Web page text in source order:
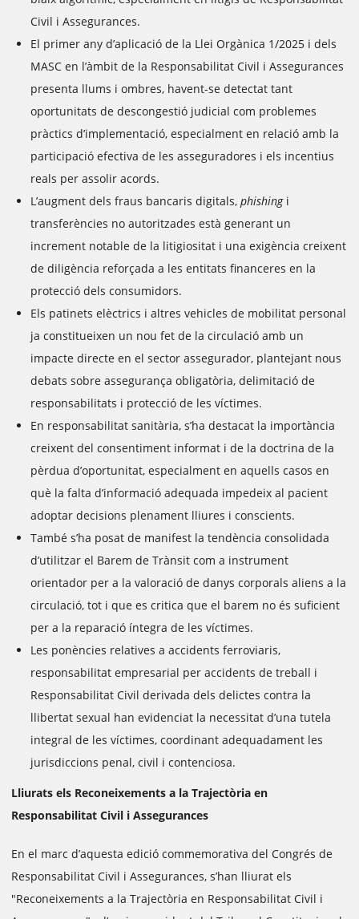
Civil i Assegurances.
El primer any d’aplicació de la Llei Orgànica 1/2025 i dels
MASC en l’àmbit de la Responsabilitat Civil i Assegurances
presenta llums i ombres, havent-se detectat tant
oportunitats de descongestió judicial com problemes
pràctics d’implementació, especialment en relació amb la
participació efectiva de les asseguradores i els incentius
reals per assolir acords.
L’augment dels fraus bancaris digitals, phishingi
transferències no autoritzades està generant un
increment notable de la litigiositat i una exigència creixent
de diligència reforçada a les entitats financeres en la
protecció dels consumidors.
Els patinets elèctrics i altres vehicles de mobilitat personal
ja constitueixen un nou fet de la circulació amb un
impacte directe en el sector assegurador, plantejant nous
debats sobre assegurança obligatòria, delimitació de
responsabilitats i protecció de les víctimes.
En responsabilitat sanitària, s’ha destacat la importància
creixent del consentiment informat i de la doctrina de la
pèrdua d’oportunitat, especialment en aquells casos en
què la falta d’informació adequada impedeix al pacient
adoptar decisions plenament lliures i conscients.
També s’ha posat de manifest la tendència consolidada
d’utilitzar el Barem de Trànsit com a instrument
orientador per a la valoració de danys corporals aliens a la
circulació, tot i que es critica que el barem no és suficient
per a la reparació íntegra de les víctimes.
Les ponències relatives a accidents ferroviaris,
responsabilitat empresarial per accidents de treball i
Responsabilitat Civil derivada dels delictes contra la
llibertat sexual han evidenciat la necessitat d’una tutela
integral de les víctimes, coordinant adequadament les
jurisdiccions penal, civil i contenciosa.
Lliurats els Reconeixements a la Trajectòria en
Responsabilitat Civil i Assegurances
En el marc d’aquesta edició commemorativa del Congrés de
Responsabilitat Civil i Assegurances, s’han lliurat els
"Reconeixements a la Trajectòria en Responsabilitat Civil i